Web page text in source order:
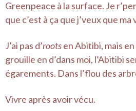
Greenpeace à la surface. Je
que c’est à ça que j’veux que
J’ai pas d’rootsen Abitibi, mais
grouille en d’dans moi, l’Abitibi
égarements. Dans l’flou des
Vivre après avoir vécu.